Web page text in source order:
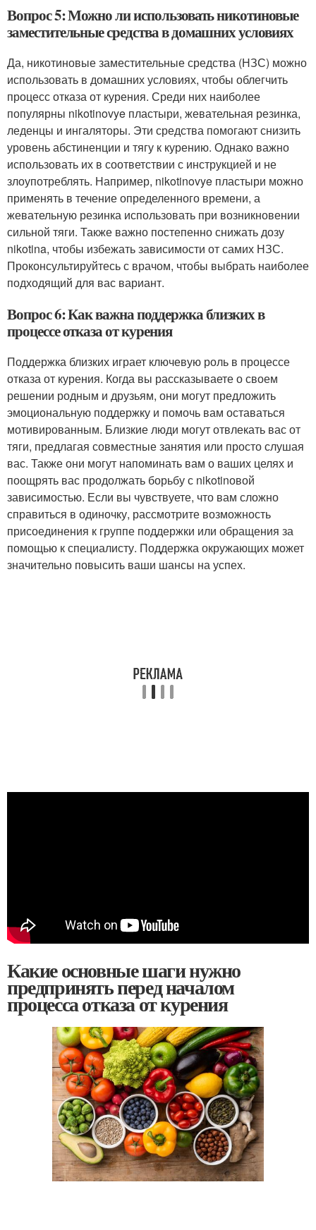
Вопрос 5: Можно ли использовать никотиновые
заместительные средства в домашних условиях
Да, никотиновые заместительные средства (НЗС) можно
использовать в домашних условиях, чтобы облегчить
процесс отказа от курения. Среди них наиболее
популярны nikotinovye пластыри, жевательная резинка,
леденцы и ингаляторы. Эти средства помогают снизить
уровень абстиненции и тягу к курению. Однако важно
использовать их в соответствии с инструкцией и не
злоупотреблять. Например, nikotinovye пластыри можно
применять в течение определенного времени, а
жевательную резинка использовать при возникновении
сильной тяги. Также важно постепенно снижать дозу
nikotina, чтобы избежать зависимости от самих НЗС.
Проконсультируйтесь с врачом, чтобы выбрать наиболее
подходящий для вас вариант.
Вопрос 6: Как важна поддержка близких в
процессе отказа от курения
Поддержка близких играет ключевую роль в процессе
отказа от курения. Когда вы рассказываете о своем
решении родным и друзьям, они могут предложить
эмоциональную поддержку и помочь вам оставаться
мотивированным. Близкие люди могут отвлекать вас от
тяги, предлагая совместные занятия или просто слушая
вас. Также они могут напоминать вам о ваших целях и
поощрять вас продолжать борьбу с nikotinовой
зависимостью. Если вы чувствуете, что вам сложно
справиться в одиночку, рассмотрите возможность
присоединения к группе поддержки или обращения за
помощью к специалисту. Поддержка окружающих может
значительно повысить ваши шансы на успех.
Какие основные шаги нужно
предпринять перед началом
процесса отказа от курения